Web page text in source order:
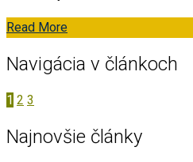
Read More
Navigácia v článkoch
1 2 3
Najnovšie články